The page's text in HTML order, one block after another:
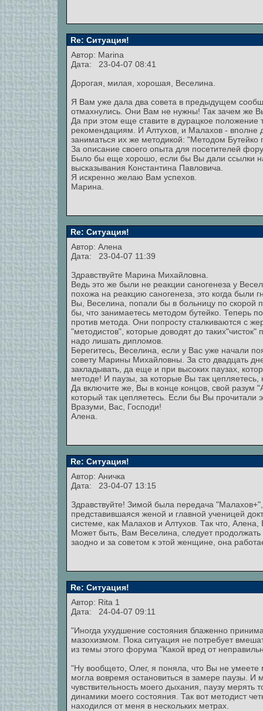
Re: Ситуация!
Автор: Marina
Дата: 23-04-07 08:41
Дорогая, милая, хорошая, Веселина.
Я Вам уже дала два совета в предыдущем
отмахнулись. Они Вам не нужны! Так зачем же
Да при этом еще ставите в дурацкое положение
рекомендациям. И Алтухов, и Малахов - вполне
заниматься их же методикой: "Методом
За описание своего опыта для посетителей
Было бы еще хорошо, если бы Вы дали ссылки
высказывания Константина Павловича.
Я искренно желаю Вам успехов.
Марина.
Re: Ситуация!
Автор: Алена
Дата: 23-04-07 11:39
Здравствуйте Марина Михайловна.
Ведь это же были не реакции саногенеза у
похожа на реакцию саногенеза, это когда были
Вы, Веселина, попали бы в больницу по скорой
бы, что занимаетесь методом бутейко. Теперь
против метода. Они попросту сталкиваются с
"методистов", которые доводят до
надо лишать дипломов.
Берегитесь, Веселина, если у Вас уже начали
совету Марины Михайловны. За сто двадцать
закладывать, да еще и при высоких паузах,
методе! И паузы, за которые Вы так
Да включите же, Вы в конце концов, свой разум
который так цепляетесь. Если бы Вы
Вразуми, Вас, Господи!
Алена.
Re: Ситуация!
Автор: Аничка
Дата: 23-04-07 13:15
Здравствуйте! Зимой была передача
представившаяся женой и главной ученицей
системе, как Малахов и Алтухов. Так что,
Может быть, Вам Веселина, следует
заодно и за советом к этой женщине, она
Re: Ситуация!
Автор: Rita 1
Дата: 24-04-07 09:11
"Иногда ухудшение состояния блаженно
мазохизмом. Пока ситуация не потребует
из темы этого форума "Какой вред от
"Ну вообщето, Олег, я поняла, что Вы не
могла вовремя остановиться в замере паузы. И
чувствительность моего дыхания, паузу мерять
динамики моего состояния. Так вот методист
находился от меня в нескольких метрах.